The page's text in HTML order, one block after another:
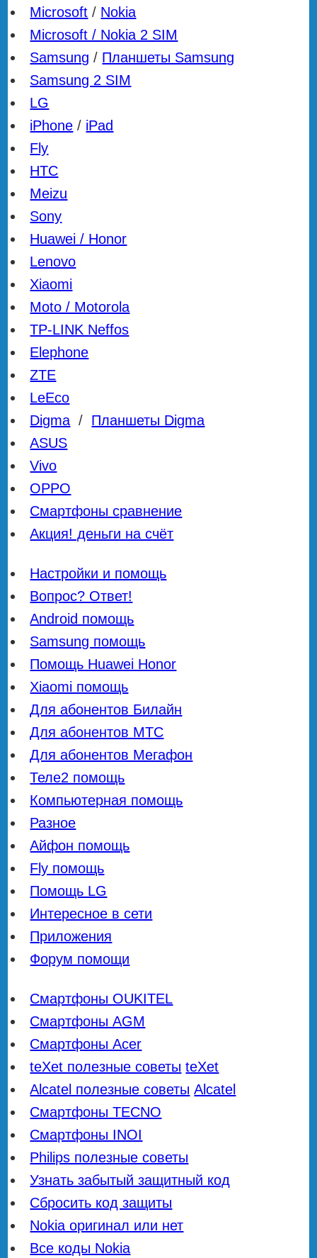
Microsoft / Nokia
Microsoft / Nokia 2 SIM
Samsung / Планшеты Samsung
Samsung 2 SIM
LG
iPhone / iPad
Fly
HTC
Meizu
Sony
Huawei / Honor
Lenovo
Xiaomi
Moto / Motorola
TP-LINK Neffos
Elephone
ZTE
LeEco
Digma / Планшеты Digma
ASUS
Vivo
OPPO
Смартфоны сравнение
Акция! деньги на счёт
Настройки и помощь
Вопрос? Ответ!
Android помощь
Samsung помощь
Помощь Huawei Honor
Xiaomi помощь
Для абонентов Билайн
Для абонентов МТС
Для абонентов Мегафон
Теле2 помощь
Компьютерная помощь
Разное
Айфон помощь
Fly помощь
Помощь LG
Интересное в сети
Приложения
Форум помощи
Смартфоны OUKITEL
Смартфоны AGM
Смартфоны Acer
teXet полезные советы teXet
Alcatel полезные советы Alcatel
Смартфоны TECNO
Смартфоны INOI
Philips полезные советы
Узнать забытый защитный код
Сбросить код защиты
Nokia оригинал или нет
Все коды Nokia